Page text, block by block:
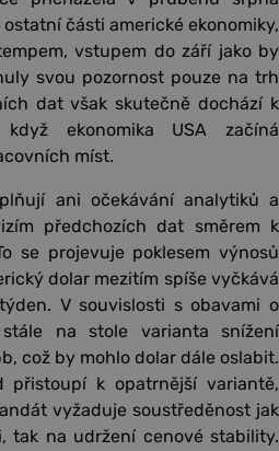
části americké ekonomiky,
vstupem do září jako by
svou pozornost pouze na trh
dat však skutečně dochází k
když ekonomika USA začíná
míst.
ani očekávání analytiků a
předchozích dat směrem k
se projevuje poklesem výnosů
dolar mezitím spíše vyčkává
V souvislosti s obavami o
na stole varianta snížení
což by mohlo dolar dále oslabit.
přistoupí k opatrnější variantě,
vyžaduje soustředěnost jak
tak na udržení cenové stability.